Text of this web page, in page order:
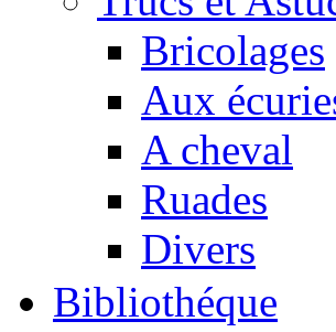
Bricolages
Aux
A cheval
Ruades
Divers
Bibliothéque